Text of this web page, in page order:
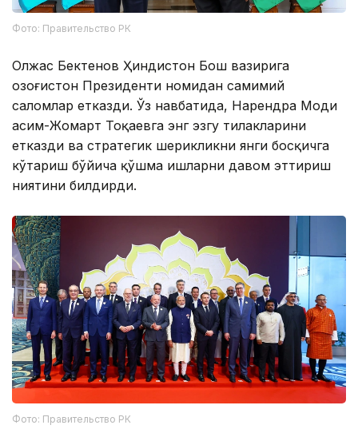
Фото: Правительство РК
Олжас Бектенов Ҳиндистон Бош вазирига
Қозоғистон Президенти номидан самимий
саломлар етказди. Ўз навбатида, Нарендра Моди
Қасим-Жомарт Тоқаевга энг эзгу тилакларини
етказди ва стратегик шерикликни янги босқичга
кўтариш бўйича қўшма ишларни давом эттириш
ниятини билдирди.
Фото: Правительство РК